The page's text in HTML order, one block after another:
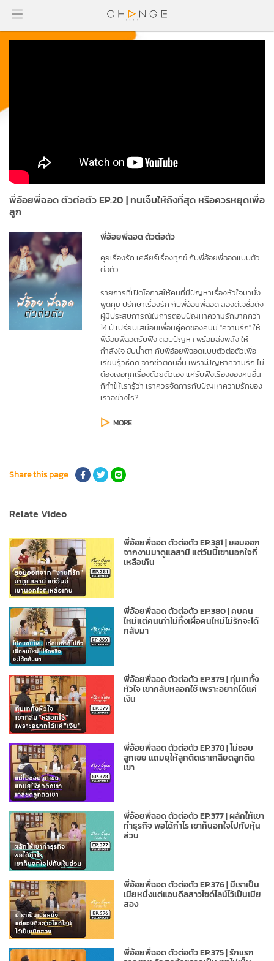
พี่อ้อยพี่ฉอด ตัวต่อตัว EP.20 | ทนเจ็บให้ถึงที่สุด หรือควรหยุดเพื่อ
ลูก
พี่อ้อยพี่ฉอด ตัวต่อตัว
คุยเรื่องรัก เคลียร์เรื่องทุกข์ กับพี่อ้อยพี่ฉอดแบบตัว
ต่อตัว
รายการที่เปิดโอกาสให้คนที่มีปัญหาเรื่องหัวใจมานั่ง
พูดคุย ปรึกษาเรื่องรัก กับพี่อ้อยพี่ฉอด สองดีเจชื่อดัง
ผู้มีประสบการณ์ในการตอบปัญหาความรักมากกว่า
14 ปี เปรียบเสมือนเพื่อนคู่คิดของคนมี "ความรัก" ให้
พี่อ้อยพี่ฉอดรับฟัง ตอบปัญหา พร้อมส่งพลัง ให้
กำลังใจ ชับน้ำตา กับพี่อ้อยพี่ฉอดแบบตัวต่อตัวเพื่อ
เรียนรู้วิธีคิด จากชีวิตคนอื่น เพราะปัญหาความรัก ไม่
ต้องเจอทุกเรื่องด้วยตัวเอง แค่รับฟังเรื่องของคนอื่น
ก็ทำให้เรารู้ว่า เราควรจัดการกับปัญหาความรักของ
เราอย่างไร?
MORE
Share this page
Relate Video
พี่อ้อยพี่ฉอด ตัวต่อตัว EP.381 | ยอมออก
จากงานมาดูแลสามี แต่วันนี้เขานอกใจถี่
เหลือเกิน
พี่อ้อยพี่ฉอด ตัวต่อตัว EP.380 | คบคน
ใหม่แต่คนเก่าไม่ทิ้งเผื่อคนใหม่ไม่รักจะได้
กลับมา
พี่อ้อยพี่ฉอด ตัวต่อตัว EP.379 | ทุ่มเททั้ง
หัวใจ เขากลับหลอกใช้ เพราะอยากได้แค่
เงิน
พี่อ้อยพี่ฉอด ตัวต่อตัว EP.378 | ไม่ชอบ
ลูกเขย แถมยุให้ลูกติดเราเกลียดลูกติด
เขา
พี่อ้อยพี่ฉอด ตัวต่อตัว EP.377 | ผลักให้เขา
ทำธุรกิจ พอได้กำไร เขาก็นอกใจไปกับหุ้น
ส่วน
พี่อ้อยพี่ฉอด ตัวต่อตัว EP.376 | มีเราเป็น
เมียหนึ่งแต่แอบดีลสาวไซด์ไลน์ไว้เป็นเมีย
สอง
พี่อ้อยพี่ฉอด ตัวต่อตัว EP.375 | รักแรก